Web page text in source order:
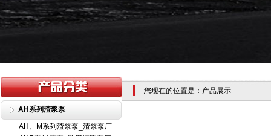
AH系列渣浆泵
AH、M系列渣浆泵_渣浆泵厂
您现在的位置是：产品展示